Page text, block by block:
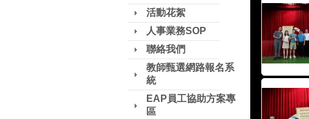
活動花絮
人事業務SOP
聯絡我們
教師甄選網路報名系
統
EAP員工協助方案專
區